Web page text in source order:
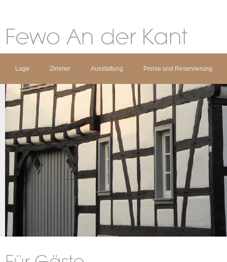
Lage Zimmer Ausstattung Preise und Reservierung